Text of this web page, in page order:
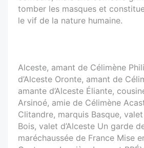
tomber les masques et
le vif de la nature humaine.
Alceste, amant de Célimène
d’Alceste Oronte, amant de
amante d’Alceste Éliante,
Arsinoé, amie de Célimène
Clitandre, marquis Basque,
Bois, valet d’Alceste Un garde
maréchaussée de France Mise